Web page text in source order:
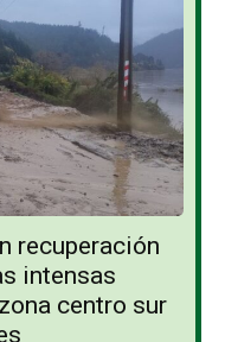
recuperación
intensas
centro sur